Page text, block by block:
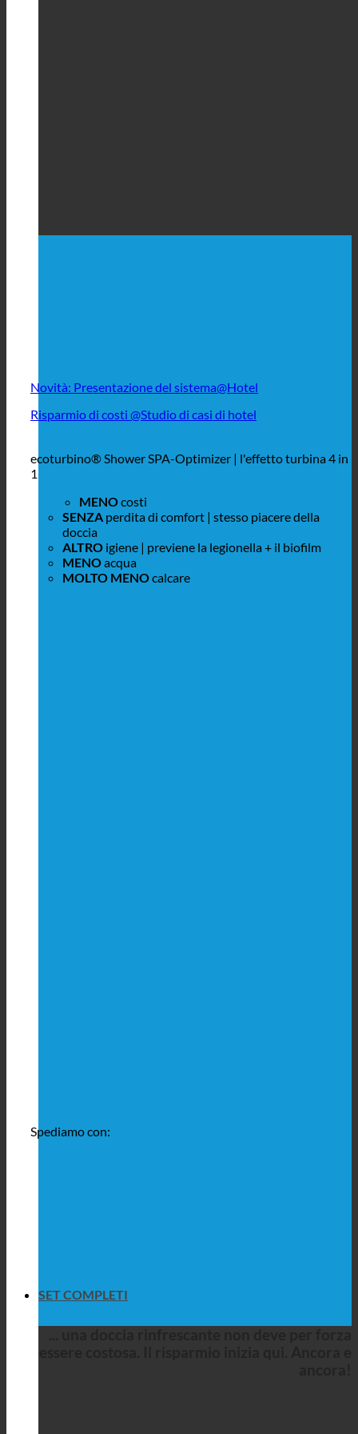
Novità: Presentazione del sistema@Hotel
Risparmio di costi @Studio di casi di hotel
ecoturbino® Shower SPA-Optimizer | l'effetto turbina 4 in
1
MENOcosti
SENZA perdita di comfort | stesso piacere della
doccia
ALTRO igiene | previene la legionella + il biofilm
MENOacqua
MOLTO MENOcalcare
Spediamo con:
SET COMPLETI